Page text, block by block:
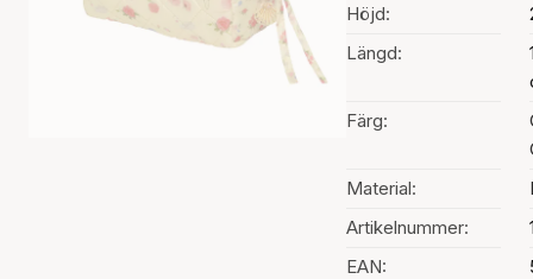
Höjd:
Längd:
Färg:
Material:
Artikelnummer:
EAN: